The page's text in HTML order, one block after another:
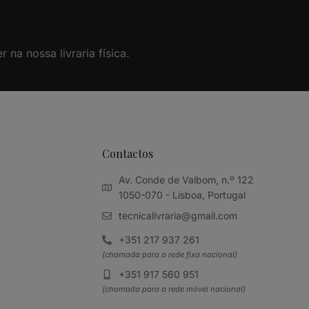
na nossa livraria física.
Contactos
Av. Conde de Valbom, n.º 122
1050-070 - Lisboa, Portugal
tecnicalivraria@gmail.com
+351 217 937 261
(chamada para a rede fixa nacional)
+351 917 560 951
(chamada para a rede móvel nacional)